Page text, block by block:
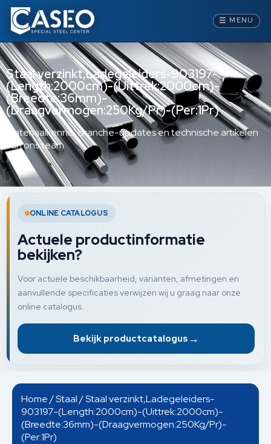
☰ MENU
Staal verzinkt,Ladegeleiders-903197-
(Length:2000cm)-(Uittrek:2000cm)-
(Breedte:36mm)-
(Draagvermogen:250Kg/Pr)-(Per:1Pr)
Materiaalkennis, branche-updates en technische artikelen
van ons team.
ONLINE CATALOGUS
Actuele productinformatie
bekijken?
Voor actuele beschikbaarheid, varianten, afmetingen en
aanvullende specificaties verwijzen wij u graag naar onze
online catalogus.
Bekijk productcatalogus →
Home/Staal/ Staal verzinkt,Ladegeleiders-
903197-(Length:2000cm)-(Uittrek:2000cm)-
(Breedte:36mm)-(Draagvermogen:250Kg/Pr)-
(Per:1Pr)